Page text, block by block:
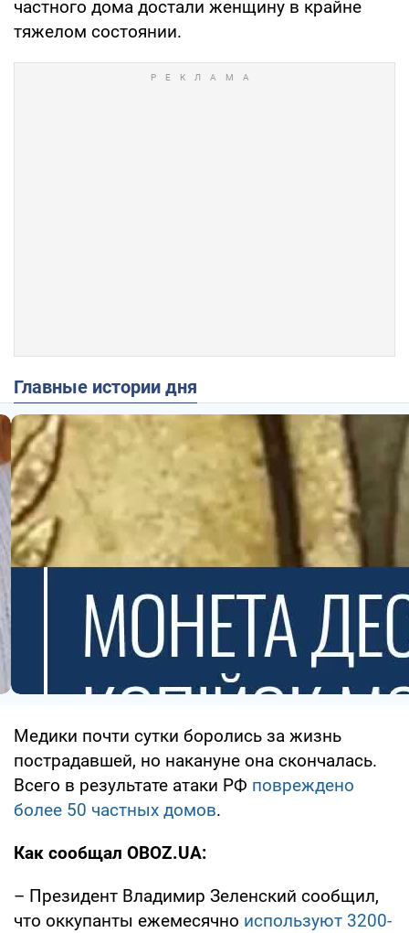
частного дома достали женщину в крайне
тяжелом состоянии.
Главные истории дня
Медики почти сутки боролись за жизнь
пострадавшей, но накануне она скончалась.
Всего в результате атаки РФ повреждено
более 50 частных домов.
Как сообщал OBOZ.UA:
– Президент Владимир Зеленский сообщил,
что оккупанты ежемесячно используют 3200-